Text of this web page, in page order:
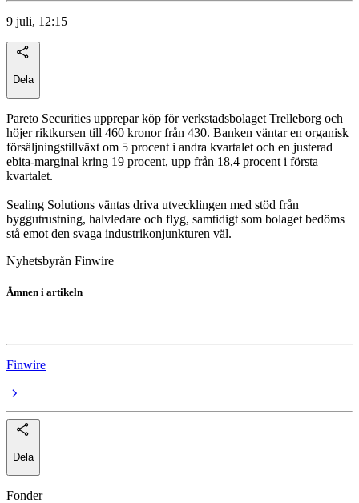
9 juli, 12:15
Dela
Pareto Securities upprepar köp för verkstadsbolaget Trelleborg och
höjer riktkursen till 460 kronor från 430. Banken väntar en organisk
försäljningstillväxt om 5 procent i andra kvartalet och en justerad
ebita-marginal kring 19 procent, upp från 18,4 procent i första
kvartalet.
Sealing Solutions väntas driva utvecklingen med stöd från
byggutrustning, halvledare och flyg, samtidigt som bolaget bedöms
stå emot den svaga industrikonjunkturen väl.
Nyhetsbyrån Finwire
Ämnen i artikeln
Finwire
Dela
Fonder